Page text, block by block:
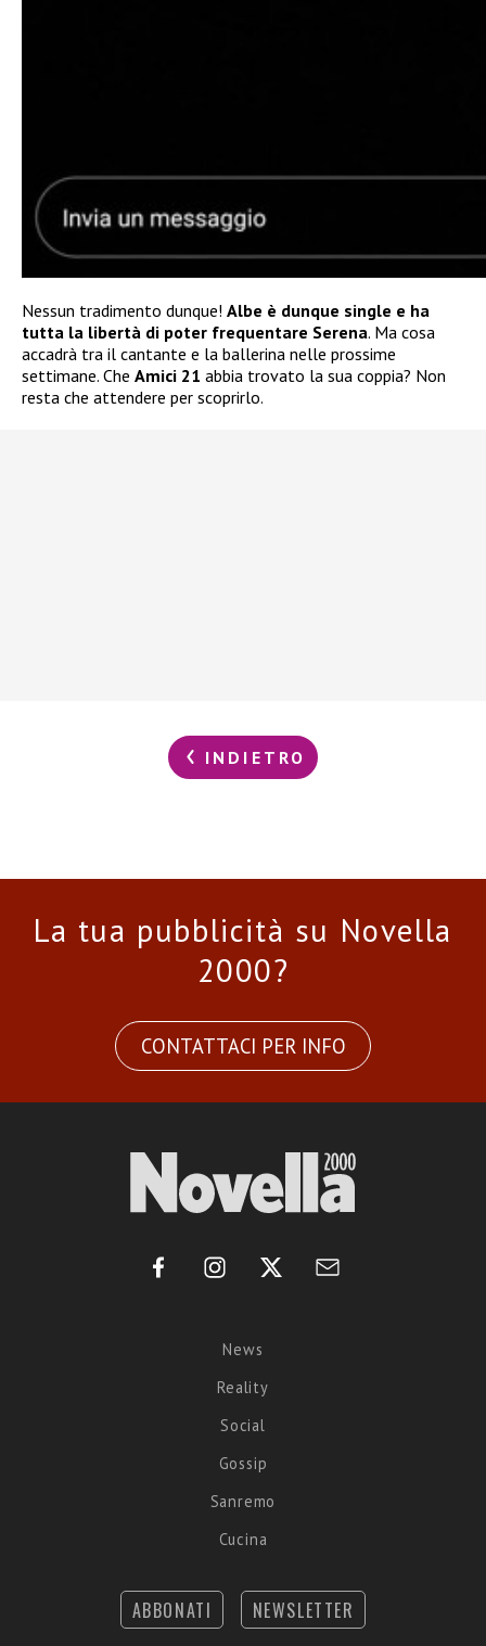
Nessun tradimento dunque! Albe è dunque single e ha
tutta la libertà di poter frequentare Serena. Ma cosa
accadrà tra il cantante e la ballerina nelle prossime
settimane. Che Amici 21 abbia trovato la sua coppia? Non
resta che attendere per scoprirlo.
INDIETRO
La tua pubblicità su Novella
2000?
CONTATTACI PER INFO
News
Reality
Social
Gossip
Sanremo
Cucina
ABBONATI NEWSLETTER